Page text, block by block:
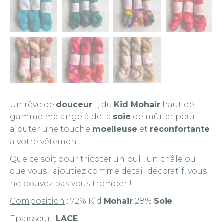
Un rêve de douceur…, du Kid Mohair haut de
gamme mélangé à de la soie de mûrier pour
ajouter une touche moelleuse et réconfortante
à votre vêtement.
Que ce soit pour tricoter un pull, un châle ou
que vous l’ajoutiez comme détail décoratif, vous
ne pouvez pas vous tromper !
Composition : 72% Kid Mohair 28% Soie
Epaisseur : LACE